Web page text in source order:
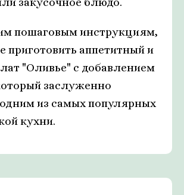
пошаговым инструкциям,
приготовить аппетитный и
"Оливье" с добавлением
заслуженно
из самых популярных
кухни.